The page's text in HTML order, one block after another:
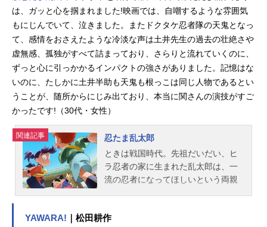
は、ガッと心を掴まれました!映画では、自嘲するような雰囲気
もにじんでいて、泣きました。またドクタケ忍者隊の天鬼となっ
て、感情をおさえたような冷淡な声は土井先生の過去の壮絶さや
虚無感、孤独がすべて詰まっており、さらりと流れていくのに、
ずっと心に引っかかるインパクトの強さがありました。記憶はな
いのに、たしかに土井半助も天鬼も根っこは同じ人物であるとい
うことが、随所からにじみ出ており、本当に関さんの演技がすご
かったです!（30代・女性）
関連記事
忍たま乱太郎
ときは戦国時代。先祖だいだい、ヒ
ラ忍者の家に生まれた乱太郎は、一
流の忍者になってほしいという両親
んべヱや、いくさで親をなくしなが
YAWARA! ｜松田耕作